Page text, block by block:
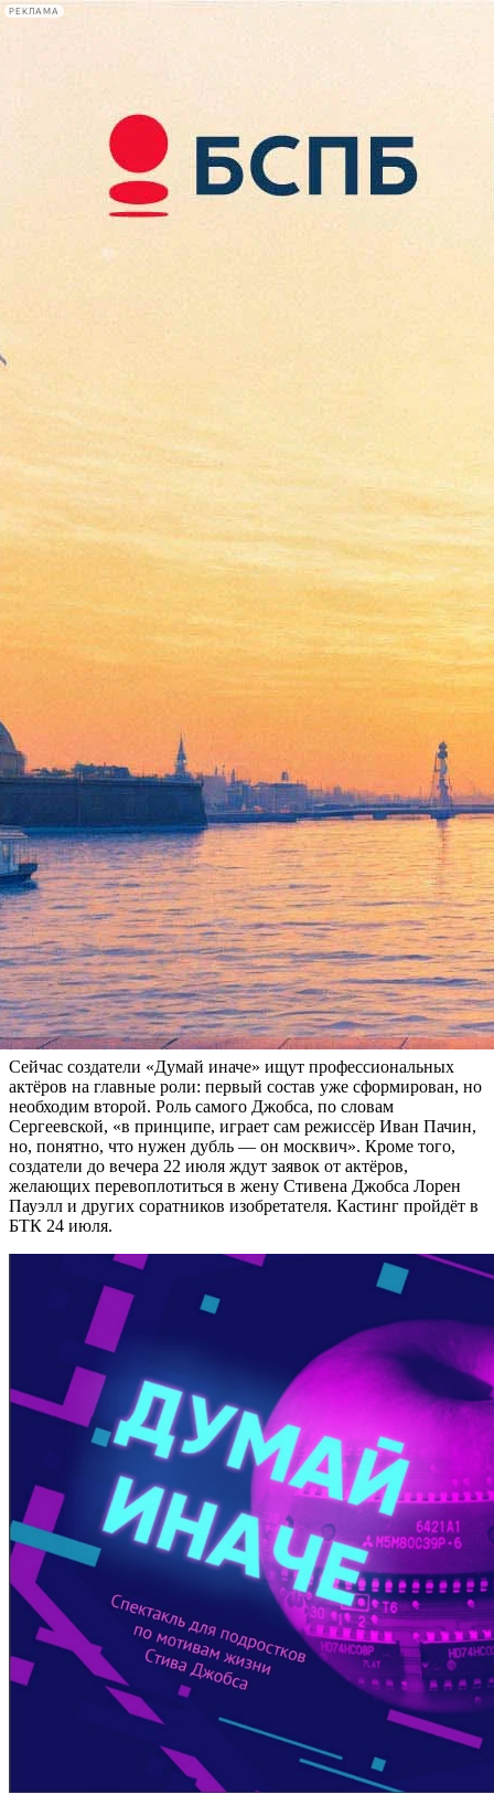
РЕКЛАМА
Сегодня:
2026.08.08
07:28
Афиша Plus
В Петербурге разыскивают
актёров в спектакль о Стиве
Джобсе. Остался последний
шанс
Версия для печати
В Петербурге к концу ноября 2019 года обещают создать
театральную постановку о Стиве Джобсе «Думай иначе».
Спектакль могут показать в Большом театре кукол, на Новой
сцене Александринского театра, а также в ряде других
пространств Петебурга и Москвы. Режиссёром стал автор
одного из самых популярных спектаклей БТК «Мой дедушка
был вишней» Иван Пачин, продюсером — Наталия
Сергеевская. По её словам, проект, в первую очередь, будет
ориентирован на подростков, потому что именно история
создателя Apple, возможно, научит их «не опускать руки».
Сейчас создатели «Думай иначе» ищут профессиональных
актёров на главные роли: первый состав уже сформирован, но
необходим второй. Роль самого Джобса, по словам
Сергеевской, «в принципе, играет сам режиссёр Иван Пачин,
но, понятно, что нужен дубль — он москвич». Кроме того,
создатели до вечера 22 июля ждут заявок от актёров,
желающих перевоплотиться в жену Стивена Джобса Лорен
Пауэлл и других соратников изобретателя. Кастинг пройдёт в
БТК 24 июля.